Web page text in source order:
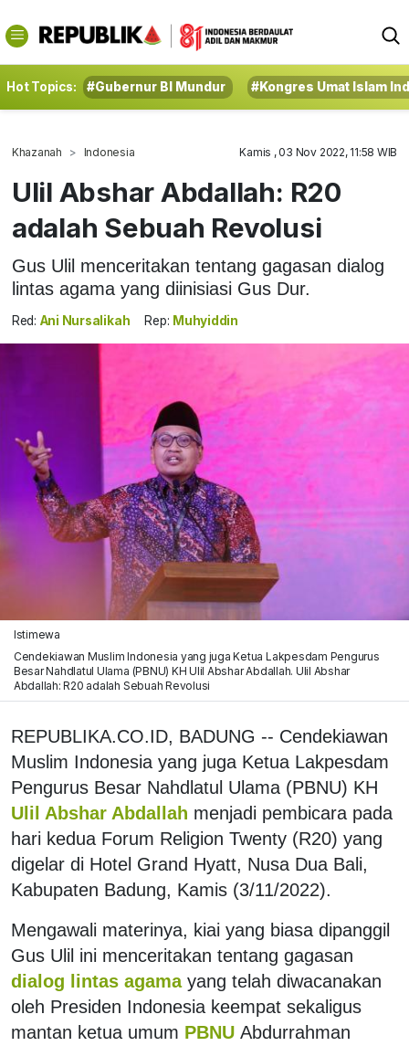
Hot Topics: #Gubernur BI Mundur #Kongres Umat Islam
Khazanah Indonesia Kamis , 03 Nov 2022, 11:58 WIB
Ulil Abshar Abdallah: R20
adalah Sebuah Revolusi
Gus Ulil menceritakan tentang gagasan dialog
lintas agama yang diinisiasi Gus Dur.
Red: Ani Nursalikah Rep: Muhyiddin
Istimewa
Cendekiawan Muslim Indonesia yang juga Ketua Lakpesdam Pengurus
Besar Nahdlatul Ulama (PBNU) KH Ulil Abshar Abdallah. Ulil Abshar
Abdallah: R20 adalah Sebuah Revolusi
REPUBLIKA.CO.ID, BADUNG -- Cendekiawan
Muslim Indonesia yang juga Ketua Lakpesdam
Pengurus Besar Nahdlatul Ulama (PBNU) KH
Ulil Abshar Abdallah menjadi pembicara pada
hari kedua Forum Religion Twenty (R20) yang
digelar di Hotel Grand Hyatt, Nusa Dua Bali,
Kabupaten Badung, Kamis (3/11/2022).
Mengawali materinya, kiai yang biasa dipanggil
Gus Ulil ini menceritakan tentang gagasan
dialog lintas agama yang telah diwacanakan
oleh Presiden Indonesia keempat sekaligus
mantan ketua umum PBNU Abdurrahman